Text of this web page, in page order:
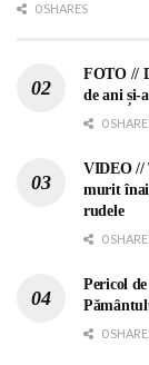
0 SHARES
FOTO //
de ani și-
0
VIDEO //
murit
rudele
0
Pericol
0